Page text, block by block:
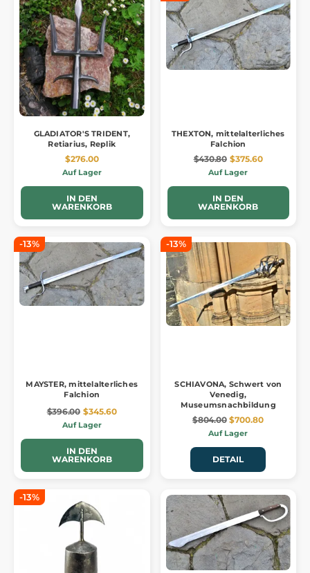
GLADIATOR'S TRIDENT,
Retiarius, Replik
$276.00
Auf Lager
IN DEN
WARENKORB
THEXTON, mittelalterliches
Falchion
$430.80 $375.60
Auf Lager
IN DEN
WARENKORB
-13%
MAYSTER, mittelalterliches
Falchion
$396.00 $345.60
Auf Lager
IN DEN
WARENKORB
-13%
SCHIAVONA, Schwert von
Venedig,
Museumsnachbildung
$804.00 $700.80
Auf Lager
DETAIL
-13%